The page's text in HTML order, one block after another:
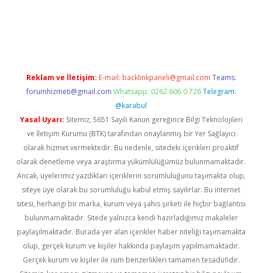
Reklam ve İletişim: E-mail: backlinkpaneli@gmail.com Teams:
forumhizmeti@gmail.com Whatsapp: 0262 606 0 726 Telegram:
@karabul
Yasal Uyarı: Sitemiz, 5651 Sayılı Kanun gereğince Bilgi Teknolojileri
ve İletişim Kurumu (BTK) tarafından onaylanmış bir Yer Sağlayıcı
olarak hizmet vermektedir. Bu nedenle, sitedeki içerikleri proaktif
olarak denetleme veya araştırma yükümlülüğümüz bulunmamaktadır.
Ancak, üyelerimiz yazdıkları içeriklerin sorumluluğunu taşımakta olup,
siteye üye olarak bu sorumluluğu kabul etmiş sayılırlar. Bu internet
sitesi, herhangi bir marka, kurum veya şahıs şirketi ile hiçbir bağlantısı
bulunmamaktadır. Sitede yalnızca kendi hazırladığımız makaleler
paylaşılmaktadır. Burada yer alan içerikler haber niteliği taşımamakta
olup, gerçek kurum ve kişiler hakkında paylaşım yapılmamaktadır.
Gerçek kurum ve kişiler ile isim benzerlikleri tamamen tesadüfidir.